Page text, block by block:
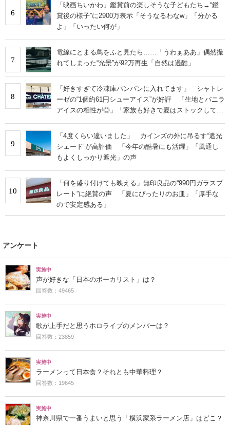
6
「映画ちいかわ」鑑賞前の楽しそうな子どもたち→“鑑
賞後の様子”に2900万表示「そうなるわなw」「分かる
よ」「いったい何が」
7
電線にとまる鳥をふと見たら……「うわぁああ」偶然撮
れてしまった“光景”が92万再生「自然は過酷」
8
「好きすぎて冷凍庫パンパンに入れてます」 シャトレ
ーゼの“1個約61円シューアイス”が好評 「生地とバニラ
アイスの相性が◎」「家族も好きで夏はストックして
9
「4度くらい違いました」 カインズの外に吊るす“遮光
シェード”が高評価 「今年の酷暑にも活躍」「風通し
もよくしっかり遮光」の声
10
「何を盛り付けても映える」無印良品の“990円ガラスプ
レート”に絶賛の声 「夏にぴったりのお皿」「厚手な
ので安定感ある」
アンケート
実施中
声が好きな「日本のボーカリスト」は？
回答数：49465
実施中
歌が上手だと思うホロライブのメンバーは？
回答数：23859
実施中
ラーメンって日本食？それとも中華料理？
回答数：19645
実施中
神奈川県で一番うまいと思う「横浜家系ラーメン店」はどこ？